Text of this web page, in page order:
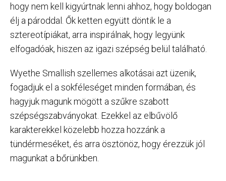
hogy nem kell kigyúrtnak lenni ahhoz, hogy boldogan
élj a pároddal. Ők ketten együtt döntik le a
sztereotípiákat, arra inspirálnak, hogy legyünk
elfogadóak, hiszen az igazi szépség belül található.
Wyethe Smallish szellemes alkotásai azt üzenik,
fogadjuk el a sokféleséget minden formában, és
hagyjuk magunk mögött a szűkre szabott
szépségszabványokat. Ezekkel az elbűvölő
karakterekkel közelebb hozza hozzánk a
tündérmeséket, és arra ösztönöz, hogy érezzük jól
magunkat a bőrünkben.